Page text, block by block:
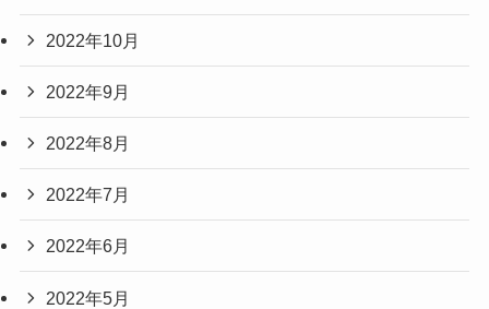
2022年10月
2022年9月
2022年8月
2022年7月
2022年6月
2022年5月